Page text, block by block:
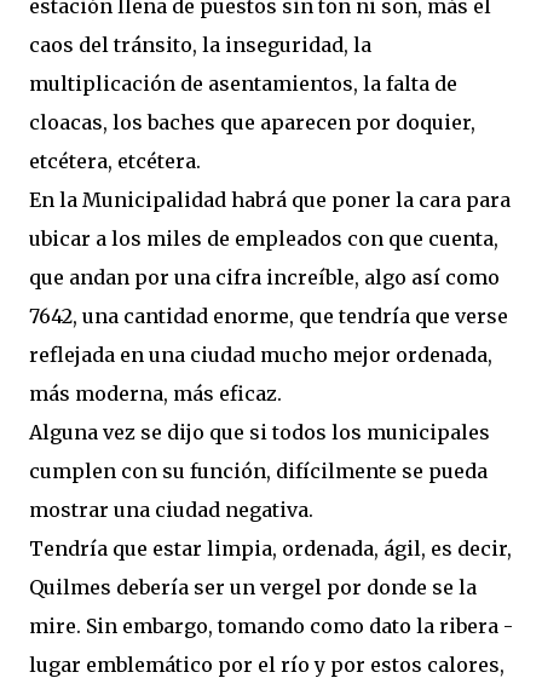
estación llena de puestos sin ton ni son, más el
caos del tránsito, la inseguridad, la
multiplicación de asentamientos, la falta de
cloacas, los baches que aparecen por doquier,
etcétera, etcétera.
En la Municipalidad habrá que poner la cara para
ubicar a los miles de empleados con que cuenta,
que andan por una cifra increíble, algo así como
7642, una cantidad enorme, que tendría que verse
reflejada en una ciudad mucho mejor ordenada,
más moderna, más eficaz.
Alguna vez se dijo que si todos los municipales
cumplen con su función, difícilmente se pueda
mostrar una ciudad negativa.
Tendría que estar limpia, ordenada, ágil, es decir,
Quilmes debería ser un vergel por donde se la
mire. Sin embargo, tomando como dato la ribera -
lugar emblemático por el río y por estos calores,